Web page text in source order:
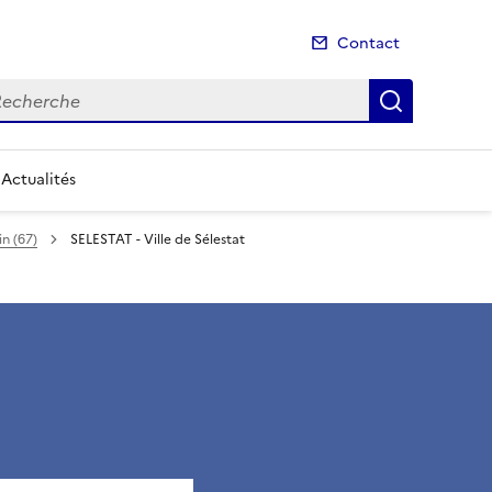
Contact
Actualités
(67) SELESTAT - Ville de Sélestat